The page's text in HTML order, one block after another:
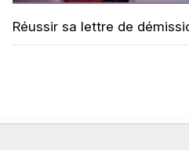
Réussir sa lettre de